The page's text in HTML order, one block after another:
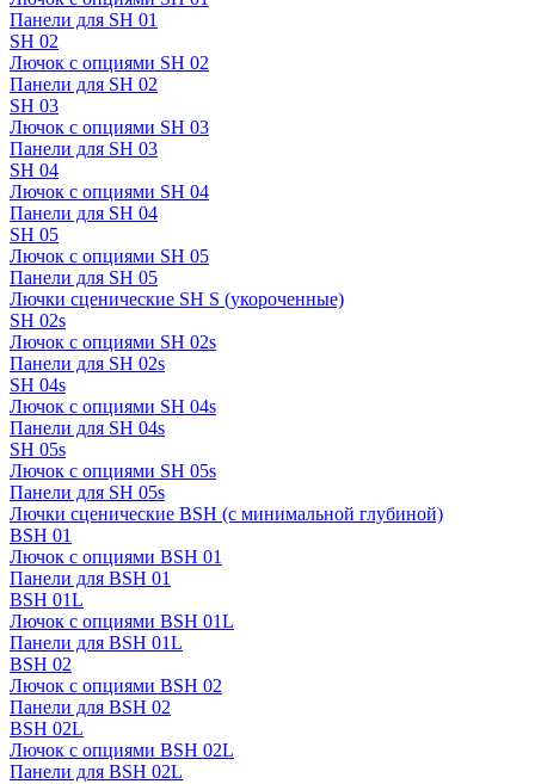
Панели для SH 01
SH 02
Лючок с опциями SH 02
Панели для SH 02
SH 03
Лючок с опциями SH 03
Панели для SH 03
SH 04
Лючок с опциями SH 04
Панели для SH 04
SH 05
Лючок с опциями SH 05
Панели для SH 05
Лючки сценические SH S (укороченные)
SH 02s
Лючок с опциями SH 02s
Панели для SH 02s
SH 04s
Лючок с опциями SH 04s
Панели для SH 04s
SH 05s
Лючок с опциями SH 05s
Панели для SH 05s
Лючки сценические BSH (с минимальной глубиной)
BSH 01
Лючок с опциями BSH 01
Панели для BSH 01
BSH 01L
Лючок с опциями BSH 01L
Панели для BSH 01L
BSH 02
Лючок с опциями BSH 02
Панели для BSH 02
BSH 02L
Лючок с опциями BSH 02L
Панели для BSH 02L